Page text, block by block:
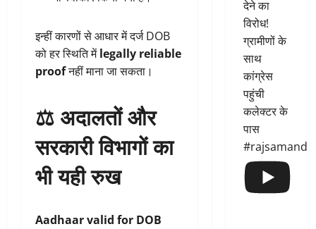
इन्हीं कारणों से आधार में दर्ज DOB
को हर स्थिति मेंlegally reliable
proofनहीं माना जा सकता।
⚖️ अदालतों और
सरकारी विभागों का
भी यही रुख
Aadhaar valid for DOB
देने का
विरोध!
ग्रामीणों के
साथ
कांग्रेस
पहुंची
कलेक्टर के
पास
#rajsamand